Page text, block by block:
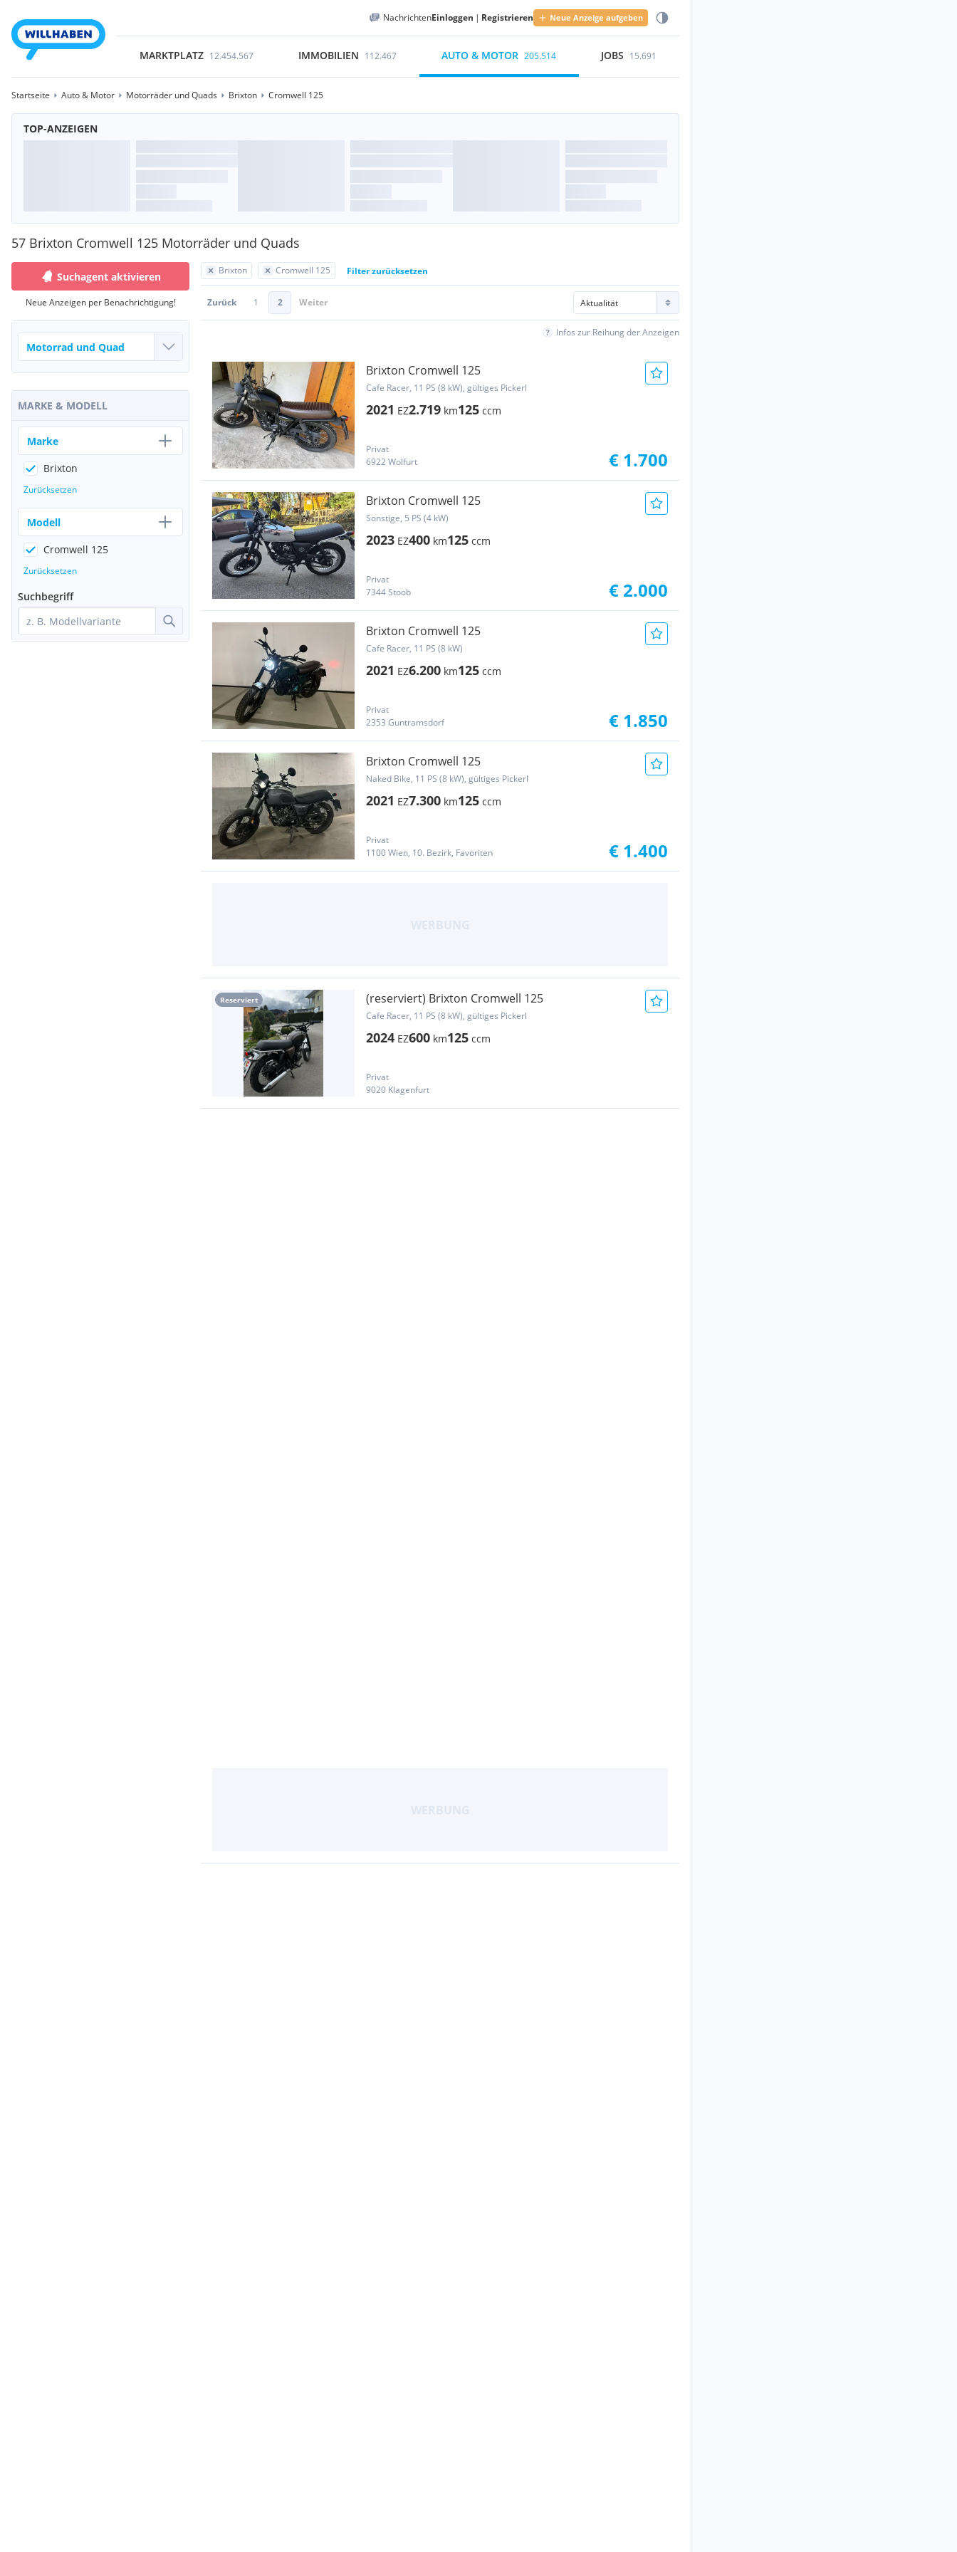
NachrichtenEinloggen | Registrieren Neue Anzeige aufgeben
MARKTPLATZ 12.454.567 IMMOBILIEN 112.467 AUTO & MOTOR 205.514 JOBS 15.691
Startseite Auto & Motor Motorräder und Quads Brixton Cromwell 125
TOP-ANZEIGEN
57 Brixton Cromwell 125 Motorräder und Quads
Brixton Cromwell 125 Filter zurücksetzen
Zurück 1 2 Weiter
Infos zur Reihung der Anzeigen
Brixton Cromwell 125
Cafe Racer, 11 PS (8 kW), gültiges Pickerl
2021 EZ2.719 km125 ccm
Privat
6922 Wolfurt
€ 1.700
Brixton Cromwell 125
Sonstige, 5 PS (4 kW)
2023 EZ400 km125 ccm
Privat
7344 Stoob
€ 2.000
Brixton Cromwell 125
Cafe Racer, 11 PS (8 kW)
2021 EZ6.200 km125 ccm
Privat
2353 Guntramsdorf
€ 1.850
Brixton Cromwell 125
Naked Bike, 11 PS (8 kW), gültiges Pickerl
2021 EZ7.300 km125 ccm
Privat
1100 Wien, 10. Bezirk, Favoriten
€ 1.400
Reserviert (reserviert) Brixton Cromwell 125
Cafe Racer, 11 PS (8 kW), gültiges Pickerl
2024 EZ600 km125 ccm
Privat
9020 Klagenfurt
Suchagent aktivieren
Neue Anzeigen per Benachrichtigung!
MARKE & MODELL
Marke
Brixton
Zurücksetzen
Modell
Cromwell 125
Zurücksetzen
Suchbegriff